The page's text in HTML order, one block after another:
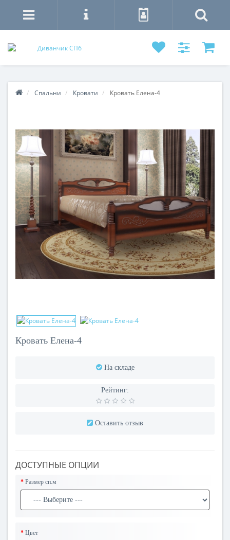
Спальни Кровати Кровать Елена-4
Кровать Елена-4
На складе
Рейтинг:
Оставить отзыв
ДОСТУПНЫЕ ОПЦИИ
Размер сп.м
Цвет